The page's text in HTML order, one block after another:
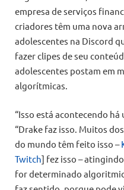
empresa de serviços
criadores têm uma nova
adolescentes na Discord
fazer clipes de seu
adolescentes postam em
algorítmicas.
“Isso está acontecendo
“Drake faz isso. Muitos
do mundo têm feito isso –
Twitch] fez isso –
for determinado